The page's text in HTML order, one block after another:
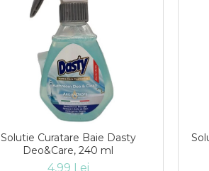
Solutie Curatare Baie Dasty
Deo&Care, 240 ml
4,99 Lei